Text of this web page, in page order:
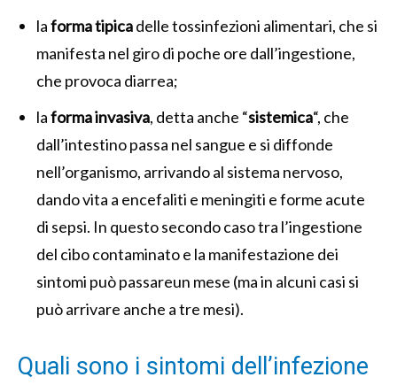
laforma tipicadelle tossinfezioni alimentari, che si
manifesta nel giro di poche ore dall’ingestione,
che provoca diarrea;
laforma invasiva, detta anche “sistemica“, che
dall’intestino passa nel sangue e si diffonde
nell’organismo, arrivando al sistema nervoso,
dando vita a encefaliti e meningiti e forme acute
di sepsi. In questo secondo caso tra l’ingestione
del cibo contaminato e la manifestazione dei
sintomi può passareun mese (ma in alcuni casi si
può arrivare anche a tre mesi).
Quali sono i sintomi dell’infezione